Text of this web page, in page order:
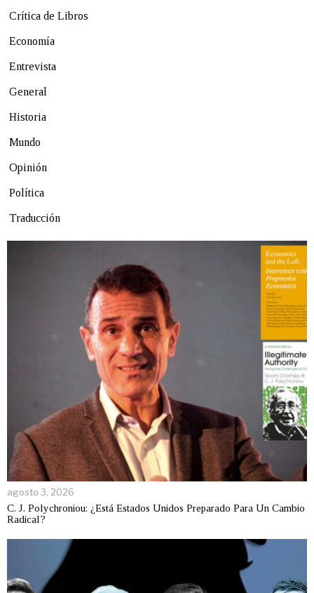
Crítica de Libros
Economía
Entrevista
General
Historia
Mundo
Opinión
Política
Traducción
agosto 3, 2026
C. J. Polychroniou: ¿Está Estados Unidos Preparado Para Un Cambio
Radical?